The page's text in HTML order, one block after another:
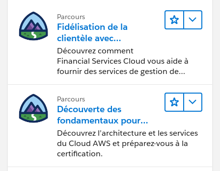
Parcours
Fidélisation de la
clientèle avec
Financial Services Cloud
Découvrez comment
Financial Services Cloud vous aide à
fournir des services de gestion de
Parcours
Découverte des
fondamentaux pour
devenir
Cloud Practitioner AWS
Découvrez l’architecture et les services
du Cloud AWS et préparez-vous à la
certification.